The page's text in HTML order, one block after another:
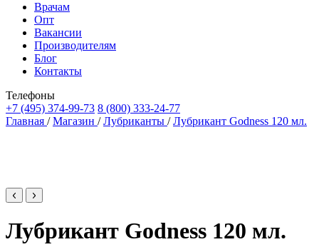
Врачам
Опт
Вакансии
Производителям
Блог
Контакты
Телефоны
+7 (495) 374-99-73 8 (800) 333-24-77
Главная /Магазин /Лубриканты /Лубрикант Godness 120 мл.
Лубрикант Godness 120 мл.